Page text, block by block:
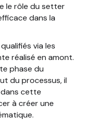
le rôle du setter
dans la
via les
réalisé en amont.
phase du
du processus, il
cette
à créer une